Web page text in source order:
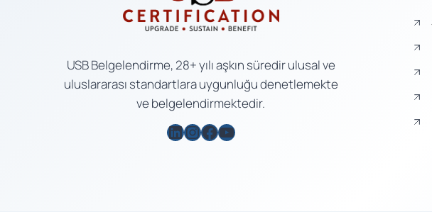
USB Belgelendirme, 28+ yılı aşkın süredir ulusal ve
uluslararası standartlara uygunluğu denetlemekte
ve belgelendirmektedir.
LinkedIn
Instagram
Facebook
YouTube